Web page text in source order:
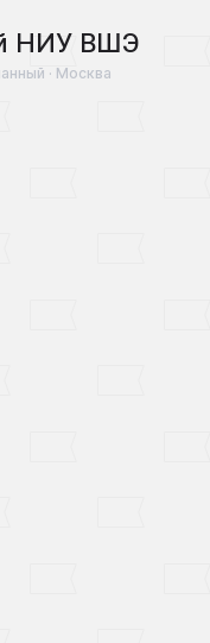
НИУ ВШЭ
· Москва